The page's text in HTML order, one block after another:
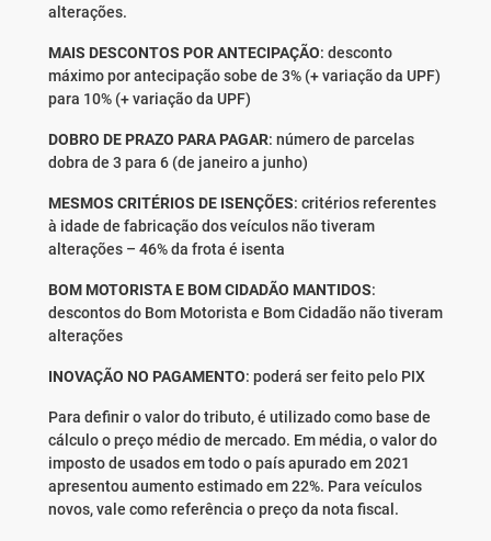
alterações.
MAIS DESCONTOS POR ANTECIPAÇÃO: desconto
máximo por antecipação sobe de 3% (+ variação da UPF)
para 10% (+ variação da UPF)
DOBRO DE PRAZO PARA PAGAR: número de parcelas
dobra de 3 para 6 (de janeiro a junho)
MESMOS CRITÉRIOS DE ISENÇÕES: critérios referentes
à idade de fabricação dos veículos não tiveram
alterações – 46% da frota é isenta
BOM MOTORISTA E BOM CIDADÃO MANTIDOS:
descontos do Bom Motorista e Bom Cidadão não tiveram
alterações
INOVAÇÃO NO PAGAMENTO: poderá ser feito pelo PIX
Para definir o valor do tributo, é utilizado como base de
cálculo o preço médio de mercado. Em média, o valor do
imposto de usados em todo o país apurado em 2021
apresentou aumento estimado em 22%. Para veículos
novos, vale como referência o preço da nota fiscal.